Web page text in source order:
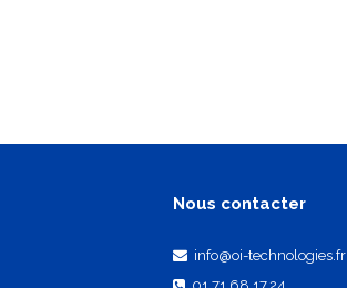
Nous contacter
info@oi-technologies.fr